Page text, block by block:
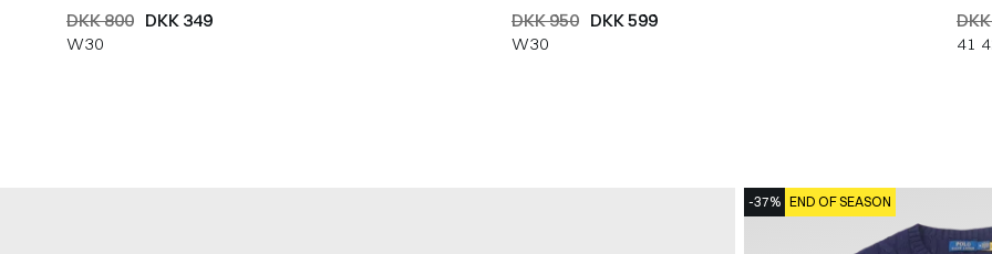
DKK 800 DKK 349
W30
DKK 950 DKK 599
W30 41
-37% END OF SEASON